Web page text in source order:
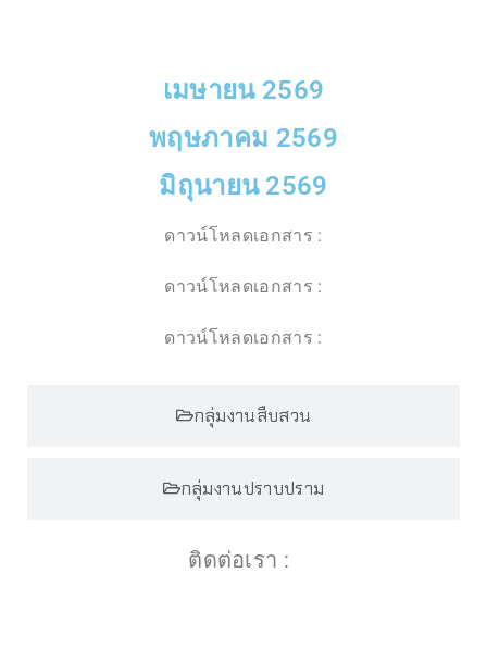
กลุ่มงานสืบสวน
กลุ่มงานปราบปราม
เมษายน 2569
พฤษภาคม 2569
มิถุนายน 2569
ดาวน์โหลดเอกสาร :
ดาวน์โหลดเอกสาร :
ดาวน์โหลดเอกสาร :
ติดต่อเรา :